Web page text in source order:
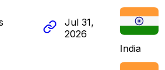
Jul 31,
2026
India